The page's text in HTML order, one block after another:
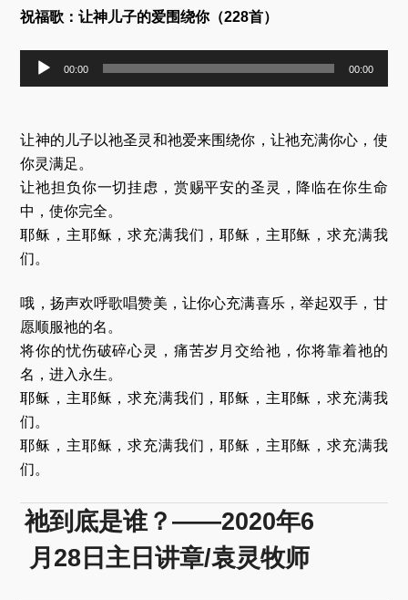
祝福歌：让神儿子的爱围绕你（228首）
器
00:00 00:00
让神的儿子以祂圣灵和祂爱来围绕你，让祂充满你心，使
你灵满足。
让祂担负你一切挂虑，赏赐平安的圣灵，降临在你生命
中，使你完全。
耶稣，主耶稣，求充满我们，耶稣，主耶稣，求充满我
们。
哦，扬声欢呼歌唱赞美，让你心充满喜乐，举起双手，甘
愿顺服祂的名。
将你的忧伤破碎心灵，痛苦岁月交给祂，你将靠着祂的
名，进入永生。
耶稣，主耶稣，求充满我们，耶稣，主耶稣，求充满我
们。
耶稣，主耶稣，求充满我们，耶稣，主耶稣，求充满我
们。
祂到底是谁？——2020年6
月28日主日讲章/袁灵牧师